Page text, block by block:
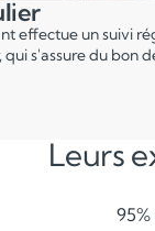
cours
pédagogique vous
adapté en
Leurs